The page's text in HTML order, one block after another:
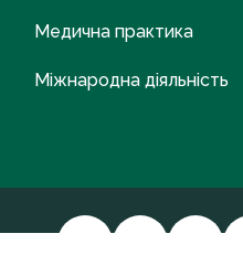
Медична практика
Міжнародна діяльність